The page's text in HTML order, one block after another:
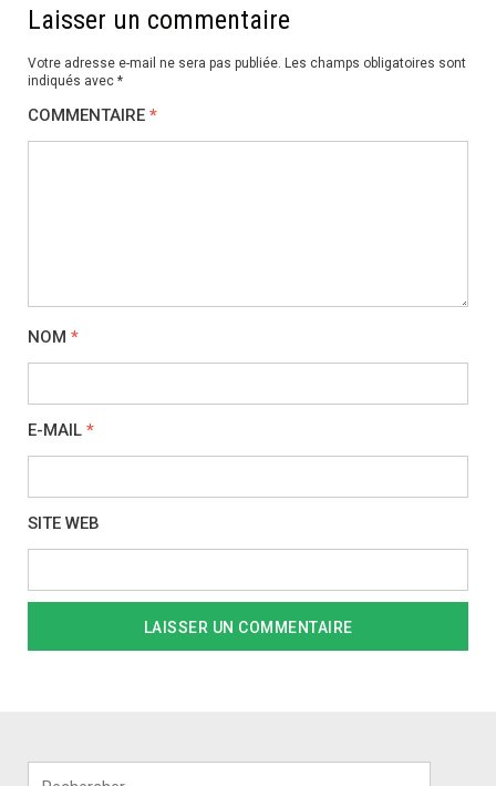
Laisser un commentaire
Votre adresse e-mail ne sera pas publiée. Les champs obligatoires sont
indiqués avec *
COMMENTAIRE *
NOM *
E-MAIL *
SITE WEB